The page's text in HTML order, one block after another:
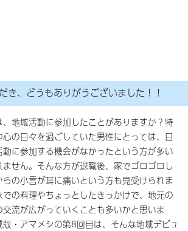
き、どうもありがうございました！！
、地域活動に参加したことがありますか？特
心の日々を過ごしていた男性にとっては、日
動に参加する機会がなかったという方が多い
ません。そんな方が退職後、家でゴロゴロし
らの小言が耳に痛いという方も見受けられま
での料理やちょっとしたきっかけで、地元の
交流が広がっていくことも多いかと思いま
版・アマメシの第8回目は、そんな地域デビュ